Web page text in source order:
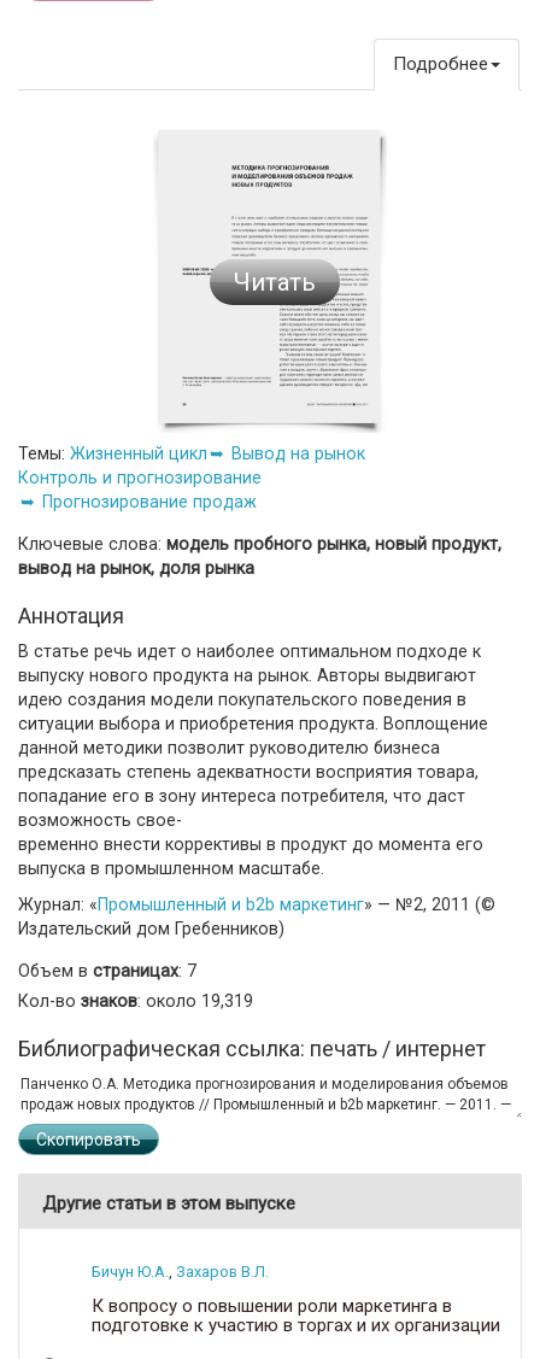
Подробнее
Читать
Темы: Жизненный цикл
Вывод на рынок
Контроль и прогнозирование
Прогнозирование продаж
Ключевые слова: модель пробного рынка, новый продукт,
вывод на рынок, доля рынка
Аннотация
В статье речь идет о наиболее оптимальном подходе к
выпуску нового продукта на рынок. Авторы выдвигают
идею создания модели покупательского поведения в
ситуации выбора и приобретения продукта. Воплощение
данной методики позволит руководителю бизнеса
предсказать степень адекватности восприятия товара,
попадание его в зону интереса потребителя, что даст
возможность свое-
временно внести коррективы в продукт до момента его
выпуска в промышленном масштабе.
Журнал: «Промышленный и b2b маркетинг» — №2, 2011 (©
Издательский дом Гребенников)
Объем в страницах: 7
Кол-во знаков: около 19,319
Библиографическая ссылка: печать / интернет
Скопировать
Другие статьи в этом выпуске
Бичун Ю.А. Захаров В.Л.
К вопросу о повышении роли маркетинга в
подготовке к участию в торгах и их организации